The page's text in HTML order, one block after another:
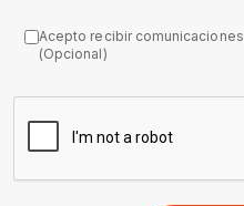
Acepto recibir
(Opcional)